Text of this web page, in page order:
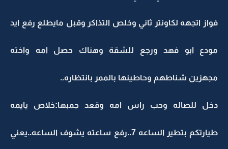
فواز اتجهه لكاونتر ثاني وخلص التذاكر وقبل مايطلع رفع ايد
مودع ابو فهد ورجع للشقة وهناك حصل امه واخته
مجهزين شناطهم وحاطينها بالممر بانتظاره..
دخل للصاله وحب راس امه وقعد جمبها:خلاص يايمه
طيارتكم بتطير الساعه 7..رفع ساعته يشوف الساعه..يعني